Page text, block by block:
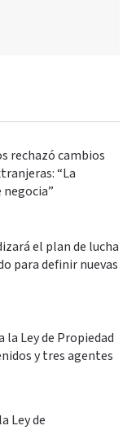
rechazó cambios
“La
negocia”
el plan de lucha
para definir nuevas
Ley de Propiedad
y tres agentes
Ley de